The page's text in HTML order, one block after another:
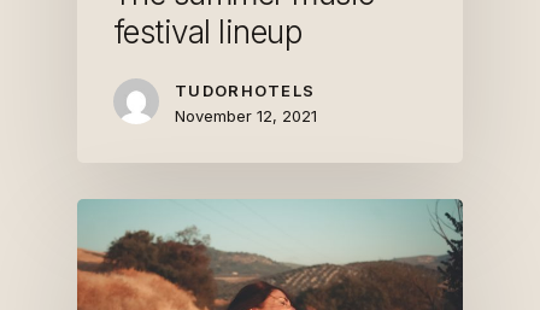
festival lineup
TUDORHOTELS
November 12, 2021